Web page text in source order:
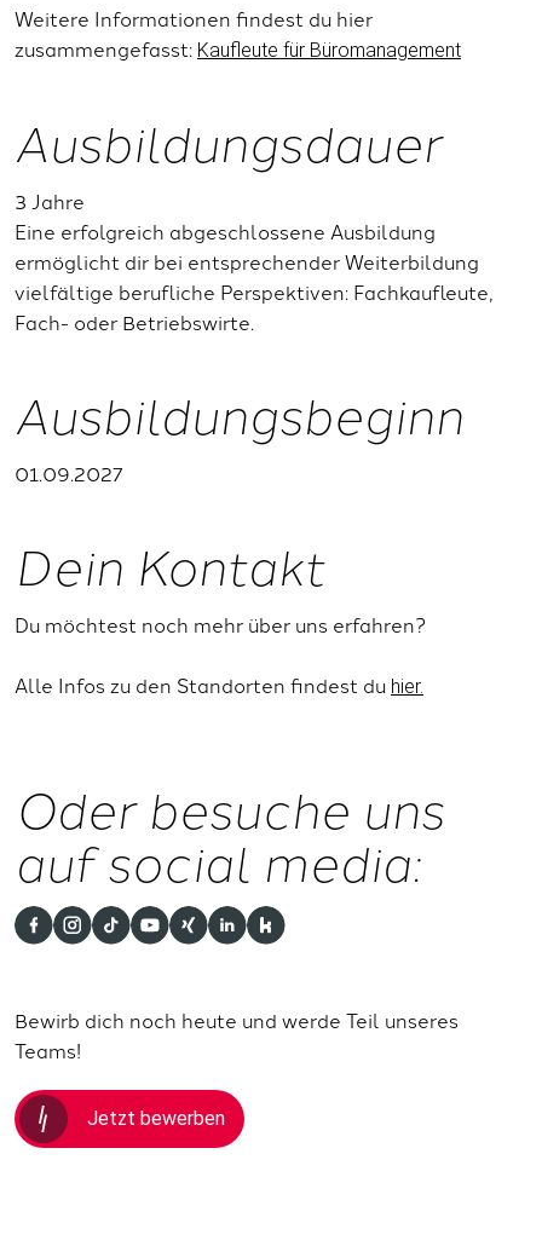
Weitere Informationen findest du hier
zusammengefasst: Kaufleute für Büromanagement
Ausbildungsdauer
3 Jahre
Eine erfolgreich abgeschlossene Ausbildung
ermöglicht dir bei entsprechender Weiterbildung
vielfältige berufliche Perspektiven: Fachkaufleute,
Fach- oder Betriebswirte.
Ausbildungsbeginn
01.09.2027
Dein Kontakt
Du möchtest noch mehr über uns erfahren?
Alle Infos zu den Standorten findest du hier.
Oder besuche uns
auf social media:
Bewirb dich noch heute und werde Teil unseres
Teams!
Jetzt bewerben